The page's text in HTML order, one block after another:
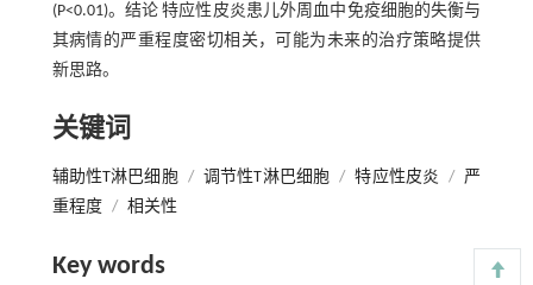
(P<0.01)。结论 特应性皮炎患儿外周血中免疫细胞的失衡与
其病情的严重程度密切相关，可能为未来的治疗策略提供
新思路。
关键词
辅助性T淋巴细胞 / 调节性T淋巴细胞 / 特应性皮炎 / 严
重程度 / 相关性
Key words